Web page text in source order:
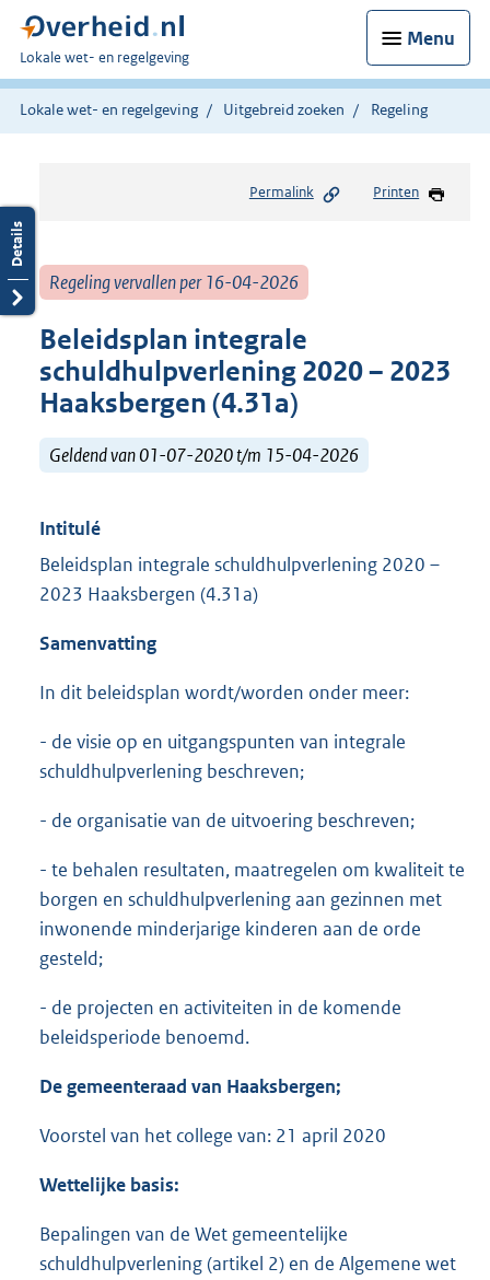
Menu
U
bent
hier:
Lokale wet- en regelgeving
Lokale wet- en regelgeving Uitgebreid zoeken Regeling
Permalink Printen
Regeling vervallen per 16-04-2026
Beleidsplan integrale
schuldhulpverlening 2020 – 2023
Haaksbergen (4.31a)
Geldend van 01-07-2020 t/m 15-04-2026
Intitulé
Beleidsplan integrale schuldhulpverlening 2020 –
2023 Haaksbergen (4.31a)
Samenvatting
In dit beleidsplan wordt/worden onder meer:
- de visie op en uitgangspunten van integrale
schuldhulpverlening beschreven;
- de organisatie van de uitvoering beschreven;
- te behalen resultaten, maatregelen om kwaliteit te
borgen en schuldhulpverlening aan gezinnen met
inwonende minderjarige kinderen aan de orde
gesteld;
- de projecten en activiteiten in de komende
beleidsperiode benoemd.
De gemeenteraad van Haaksbergen;
Voorstel van het college van: 21 april 2020
Wettelijke basis:
Bepalingen van de Wet gemeentelijke
schuldhulpverlening (artikel 2) en de Algemene wet